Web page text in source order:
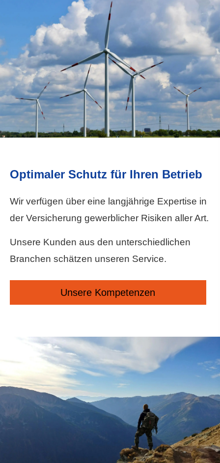
Optimaler Schutz für Ihren Betrieb
Wir verfügen über eine langjährige Expertise in
der Versicherung gewerblicher Risiken aller Art.
Unsere Kunden aus den unterschiedlichen
Branchen schätzen unseren Service.
Unsere Kompetenzen